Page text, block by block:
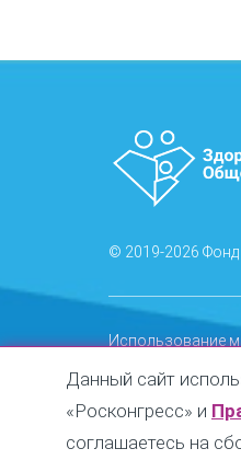
© 2019-2026
Использование
С правилами
С Политикой
Данный сайт
«Росконгресс» и
соглашаетесь на